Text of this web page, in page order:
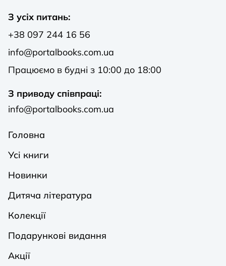
З усіх питань:
+38 097 244 16 56
info@portalbooks.com.ua
Працюємо в будні з 10:00 до 18:00
З приводу співпраці:
info@portalbooks.com.ua
Головна
Усі книги
Новинки
Дитяча література
Колекції
Подарункові видання
Акції